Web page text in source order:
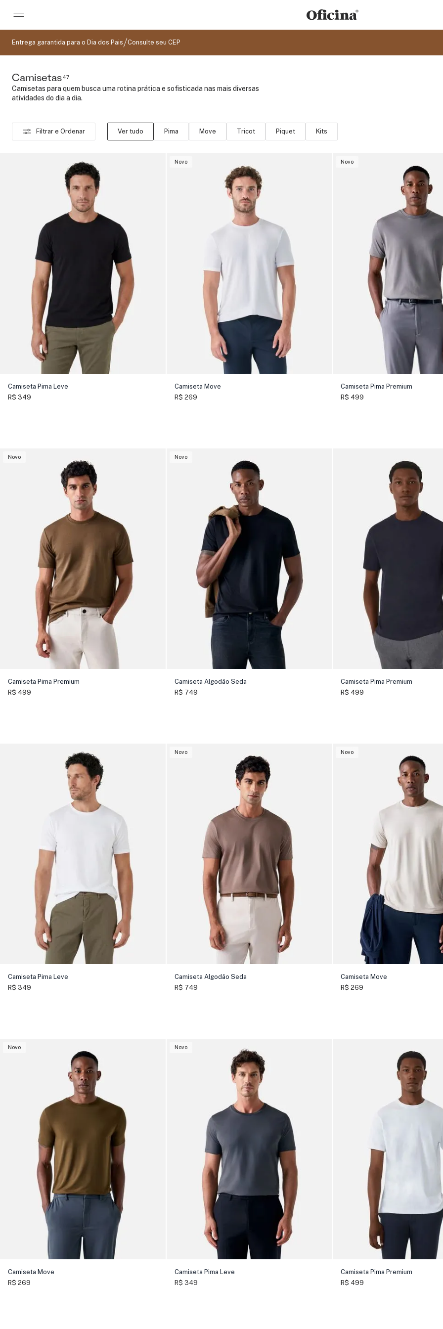
Entrega garantida para o Dia dos Pais Consulte seu CEP
Camisetas47
Camisetas para quem busca uma rotina prática e sofisticada nas mais diversas
atividades do dia a dia.
Filtrar e Ordenar Ver tudo Pima Move Tricot Piquet Kits
Camiseta Pima Leve
R$ 349
Novo
Camiseta Move
R$ 269
Novo
Camiseta Pima Premium
R$ 499
Novo
Camiseta Pima Premium
R$ 499
Novo
Camiseta Algodão Seda
R$ 749
Camiseta Pima Premium
R$ 499
Camiseta Pima Leve
R$ 349
Novo
Camiseta Algodão Seda
R$ 749
Novo
Camiseta Move
R$ 269
Novo
Camiseta Move
R$ 269
Novo
Camiseta Pima Leve
R$ 349
Camiseta Pima Premium
R$ 499